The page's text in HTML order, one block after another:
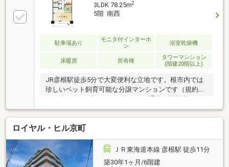
3LDK 78.25m2
5階 南西
駐車場あり
モニタ付インターホ
ン
浴室乾燥機
床暖房 所有権
タワーマンション
(階建20階以上)
JR彦根駅徒歩5分で大変便利な立地です。根市内では
珍しいペット飼育可能な分譲マンションです（規約有
す。平成19年11月築で設備も充実しています。
ロイヤル・ヒル京町
ＪＲ東海道本線 彦根駅 徒歩11分
築30年1ヶ月/6階建